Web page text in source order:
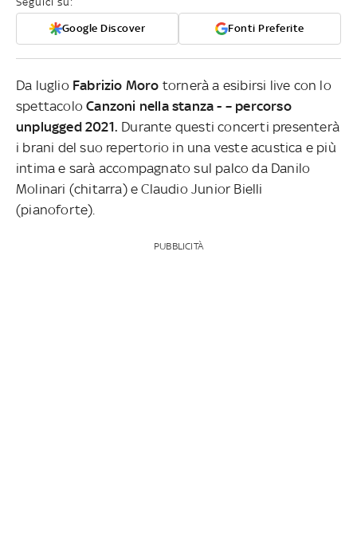
Google Discover Fonti Preferite
Da luglio Fabrizio Moro tornerà a esibirsi live con lo
spettacoloCanzoni nella stanza - – percorso
unplugged 2021. Durante questi concerti presenterà
i brani del suo repertorio in una veste acustica e più
intima e sarà accompagnato sul palco da Danilo
Molinari (chitarra) e Claudio Junior Bielli
(pianoforte).
PUBBLICITÀ